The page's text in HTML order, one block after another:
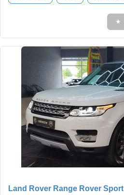
★
Land Rover Range Rover Sport